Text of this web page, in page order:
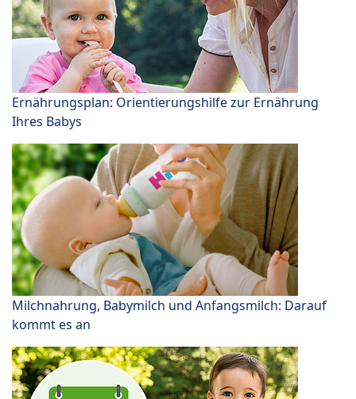
Ernährungsplan: Orientierungshilfe zur Ernährung
Ihres Babys
Milchnahrung, Babymilch und Anfangsmilch: Darauf
kommt es an